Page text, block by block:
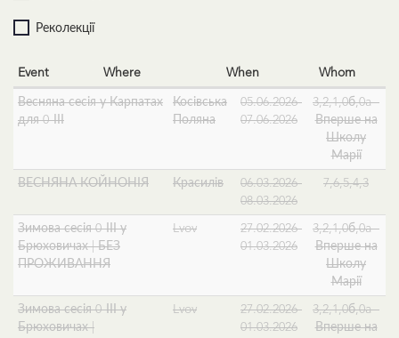
Реколекції
Event Where When Whom
Весняна сесія у Карпатах
для 0-ІІІ
Косівська
Поляна
05.06.2026-
07.06.2026
3,2,1,0б,0a -
Вперше на
Школу
Марії
ВЕСНЯНА КОЙНОНІЯ Красилів
06.03.2026-
08.03.2026
7,6,5,4,3
Зимова сесія 0-ІІІ у
Брюховичах | БЕЗ
ПРОЖИВАННЯ
Lvov
27.02.2026-
01.03.2026
3,2,1,0б,0a -
Вперше на
Школу
Марії
Зимова сесія 0-ІІІ у
Брюховичах |
Lvov
27.02.2026-
01.03.2026
3,2,1,0б,0a -
Вперше на